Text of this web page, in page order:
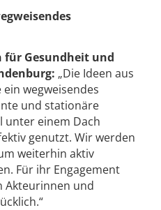
Gesundheit und
„Die Ideen aus
wegweisendes
und stationäre
unter einem Dach
genutzt. Wir werden
weiterhin aktiv
Für ihr Engagement
Akteurinnen und